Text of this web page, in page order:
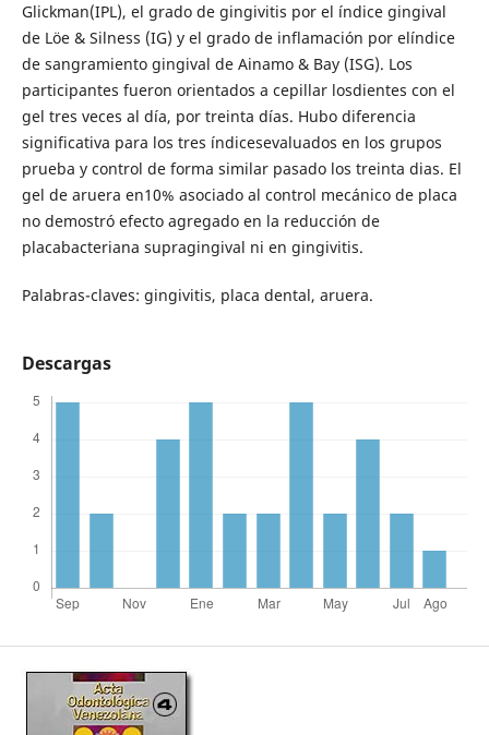
Glickman(IPL), el grado de gingivitis por el índice gingival
de Löe & Silness (IG) y el grado de inflamación por elíndice
de sangramiento gingival de Ainamo & Bay (ISG). Los
participantes fueron orientados a cepillar losdientes con el
gel tres veces al día, por treinta días. Hubo diferencia
significativa para los tres índicesevaluados en los grupos
prueba y control de forma similar pasado los treinta dias. El
gel de aruera en10% asociado al control mecánico de placa
no demostró efecto agregado en la reducción de
placabacteriana supragingival ni en gingivitis.
Palabras-claves: gingivitis, placa dental, aruera.
Descargas